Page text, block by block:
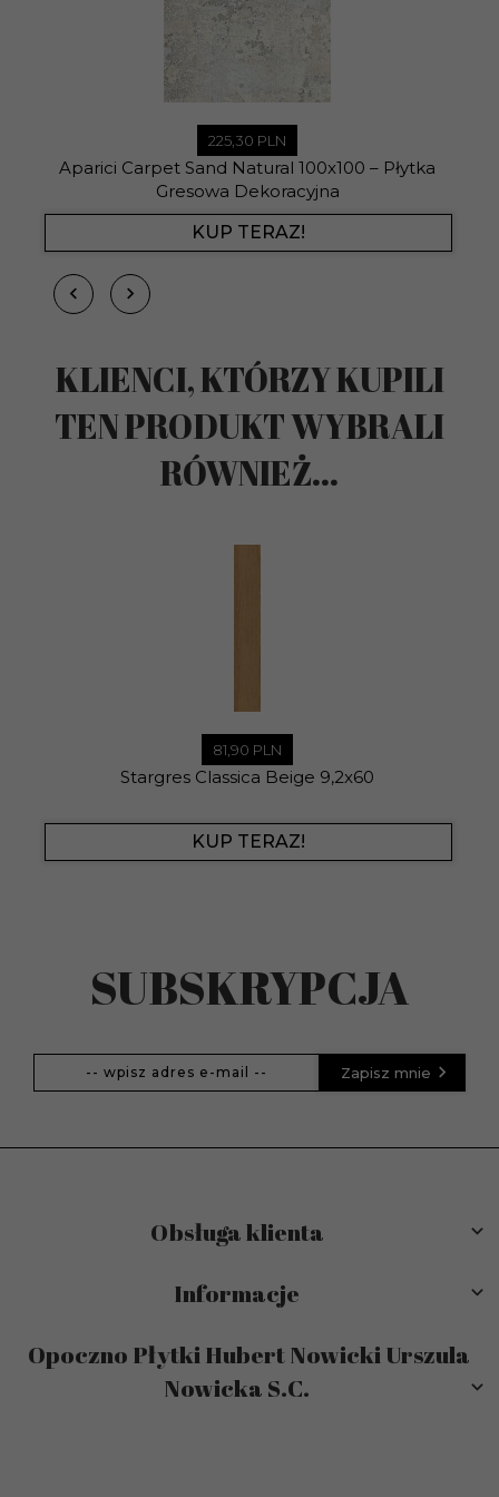
225, 30 PLN
Aparici Carpet Sand Natural 100x100 – Płytka
Gresowa Dekoracyjna
KUP TERAZ!
KLIENCI, KTÓRZY KUPILI
TEN PRODUKT WYBRALI
RÓWNIEŻ...
81, 90 PLN
Stargres Classica Beige 9,2x60
KUP TERAZ!
SUBSKRYPCJA
Zapisz mnie
Obsługa klienta
Informacje
Opoczno Płytki Hubert Nowicki Urszula
Nowicka S.C.